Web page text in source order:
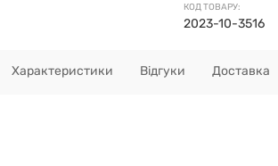
КОД ТОВАРУ:
2023-10-3516
Характеристики Відгуки Доставка